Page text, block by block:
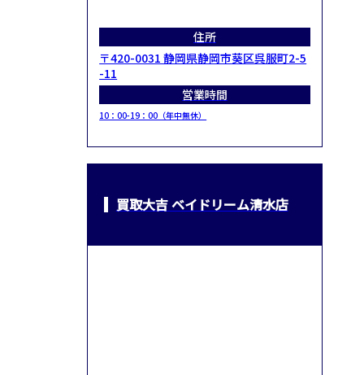
住所
〒420-0031 静岡県静岡市葵区呉服町2-5
-11
営業時間
10：00-19：00（年中無休）
買取大吉 ベイドリーム清水店